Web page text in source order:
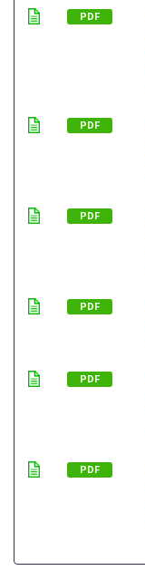
PDF
PDF
PDF
PDF
PDF
PDF